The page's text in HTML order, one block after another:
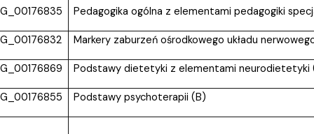
Pedagogika ogólna z elementami pedagogiki
Markery zaburzeń ośrodkowego układu
Podstawy dietetyki z elementami neurodietetyki
Podstawy psychoterapii (B)